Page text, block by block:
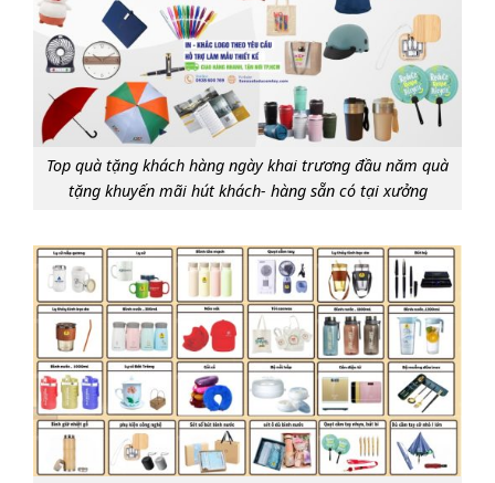
Top quà tặng khách hàng ngày khai trương đầu năm quà
tặng khuyến mãi hút khách- hàng sẵn có tại xưởng